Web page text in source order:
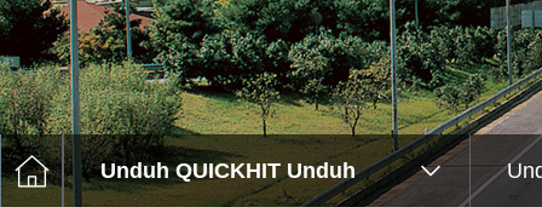
Location
C슬롯사이트 꽁
Unduh QUICKHIT Unduh